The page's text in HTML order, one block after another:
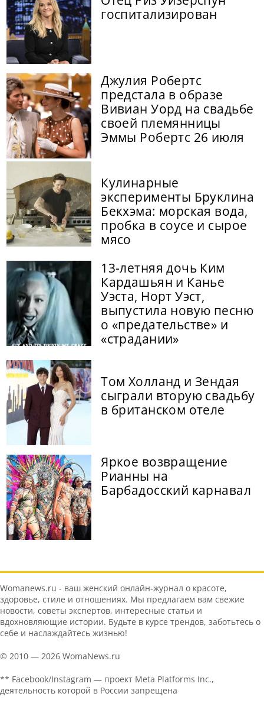
госпитализирован
Джулия Робертс
предстала в образе
Вивиан Уорд на свадьбе
своей племянницы
Эммы Робертс 26 июля
Кулинарные
эксперименты Бруклина
Бекхэма: морская вода,
пробка в соусе и сырое
мясо
13-летняя дочь Ким
Кардашьян и Канье
Уэста, Норт Уэст,
выпустила новую песню
о «предательстве» и
«страдании»
Том Холланд и Зендая
сыграли вторую свадьбу
в британском отеле
Яркое возвращение
Рианны на
Барбадосский карнавал
Womanews.ru - ваш женский онлайн-журнал о красоте,
здоровье, стиле и отношениях. Мы предлагаем вам свежие
новости, советы экспертов, интересные статьи и
вдохновляющие истории. Будьте в курсе трендов, заботьтесь о
себе и наслаждайтесь жизнью!
© 2010 — 2026 WomaNews.ru
** Facebook/Instagram — проект Meta Platforms Inc.,
деятельность которой в России запрещена